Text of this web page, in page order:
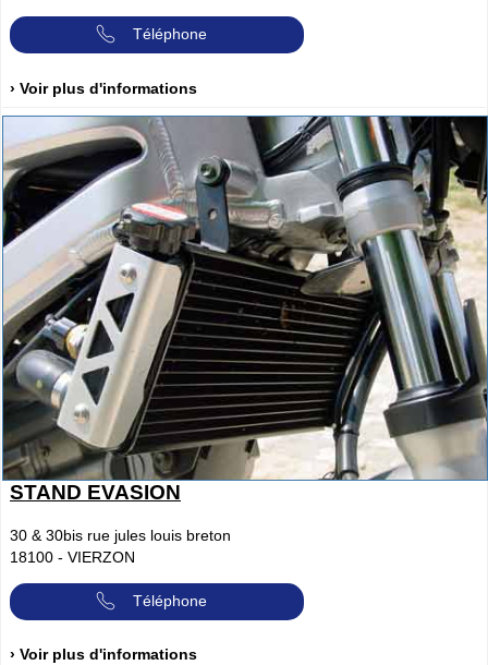
Téléphone
› Voir plus d'informations
STAND EVASION
30 & 30bis rue jules louis breton
18100 - VIERZON
Téléphone
› Voir plus d'informations